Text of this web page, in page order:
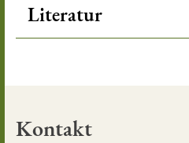
Literatur
Kontakt